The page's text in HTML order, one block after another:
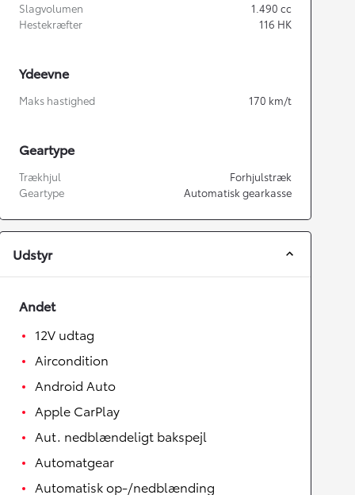
Slagvolumen 1.490 cc
Hestekræfter
116 HK
Ydeevne
Maks hastighed 170 km/t
Geartype
Trækhjul
Forhjulstræk
Geartype
Automatisk gearkasse
Udstyr
Andet
12V udtag
Aircondition
Android Auto
Apple CarPlay
Aut. nedblændeligt bakspejl
Automatgear
Automatisk op-/nedblænding